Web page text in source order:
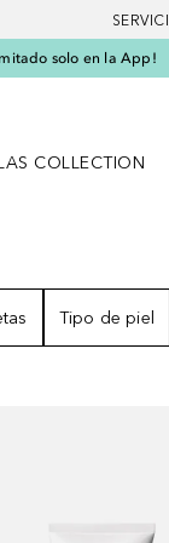
solo en la App!
Home
COLLECTION
Tipo de piel